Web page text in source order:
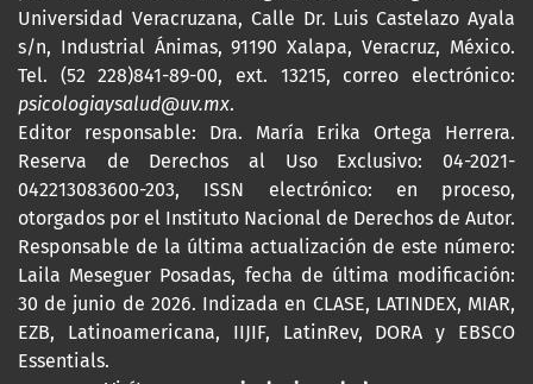
Universidad Veracruzana, Calle Dr. Luis Castelazo Ayala
s/n, Industrial Ánimas, 91190 Xalapa, Veracruz, México.
Tel. (52 228)841-89-00, ext. 13215, correo electrónico:
psicologiaysalud@uv.mx.
Editor responsable: Dra. María Erika Ortega Herrera.
Reserva de Derechos al Uso Exclusivo: 04-2021-
042213083600-203, ISSN electrónico: en proceso,
otorgados por el Instituto Nacional de Derechos de Autor.
Responsable de la última actualización de este número:
Laila Meseguer Posadas, fecha de última modificación:
30 de junio de 2026. Indizada en CLASE, LATINDEX, MIAR,
EZB, Latinoamericana, IIJIF, LatinRev, DORA y EBSCO
Essentials.